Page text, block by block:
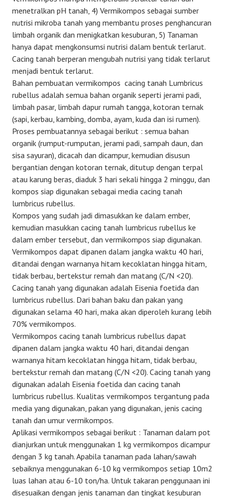
menetralkan pH tanah, 4) Vermikompos sebagai sumber
nutrisi mikroba tanah yang membantu proses penghancuran
limbah organik dan menigkatkan kesuburan, 5) Tanaman
hanya dapat mengkonsumsi nutrisi dalam bentuk terlarut.
Cacing tanah berperan mengubah nutrisi yang tidak terlarut
menjadi bentuk terlarut.
Bahan pembuatan vermikompos cacing tanah Lumbricus
rubellus adalah semua bahan organik seperti jerami padi,
limbah pasar, limbah dapur rumah tangga, kotoran ternak
(sapi, kerbau, kambing, domba, ayam, kuda dan isi rumen).
Proses pembuatannya sebagai berikut : semua bahan
organik (rumput-rumputan, jerami padi, sampah daun, dan
sisa sayuran), dicacah dan dicampur, kemudian disusun
bergantian dengan kotoran ternak, ditutup dengan terpal
atau karung beras, diaduk 3 hari sekali hingga 2 minggu, dan
kompos siap digunakan sebagai media cacing tanah
lumbricus rubellus.
Kompos yang sudah jadi dimasukkan ke dalam ember,
kemudian masukkan cacing tanah lumbricus rubellus ke
dalam ember tersebut, dan vermikompos siap digunakan.
Vermikompos dapat dipanen dalam jangka waktu 40 hari,
ditandai dengan warnanya hitam kecoklatan hingga hitam,
tidak berbau, bertekstur remah dan matang (C/N <20).
Cacing tanah yang digunakan adalah Eisenia foetida dan
lumbricus rubellus. Dari bahan baku dan pakan yang
digunakan selama 40 hari, maka akan diperoleh kurang lebih
70% vermikompos.
Vermikompos cacing tanah lumbricus rubellus dapat
dipanen dalam jangka waktu 40 hari, ditandai dengan
warnanya hitam kecoklatan hingga hitam, tidak berbau,
bertekstur remah dan matang (C/N <20). Cacing tanah yang
digunakan adalah Eisenia foetida dan cacing tanah
lumbricus rubellus. Kualitas vermikompos tergantung pada
media yang digunakan, pakan yang digunakan, jenis cacing
tanah dan umur vermikompos.
Aplikasi vermikompos sebagai berikut : Tanaman dalam pot
dianjurkan untuk menggunakan 1 kg vermikompos dicampur
dengan 3 kg tanah. Apabila tanaman pada lahan/sawah
sebaiknya menggunakan 6-10 kg vermikompos setiap 10m2
luas lahan atau 6-10 ton/ha. Untuk takaran penggunaan ini
disesuaikan dengan jenis tanaman dan tingkat kesuburan